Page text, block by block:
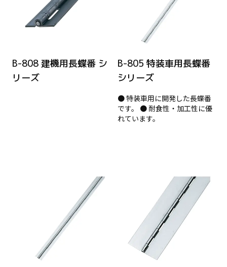
B-808 建機用長蝶番 シ
リーズ
B-805 特装車用長蝶番
シリーズ
● 特装車用に開発した長蝶番
です。 ● 耐食性・加工性に優
れています。